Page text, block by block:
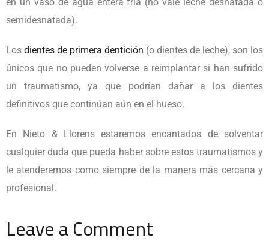
semidesnatada).
Los dientes de primera dentición (o dientes de leche), son los
únicos que no pueden volverse a reimplantar si han sufrido
un traumatismo, ya que podrían dañar a los dientes
definitivos que continúan aún en el hueso.
En Nieto & Llorens estaremos encantados de solventar
cualquier duda que pueda haber sobre estos traumatismos y
le atenderemos como siempre de la manera más cercana y
profesional.
Leave a Comment